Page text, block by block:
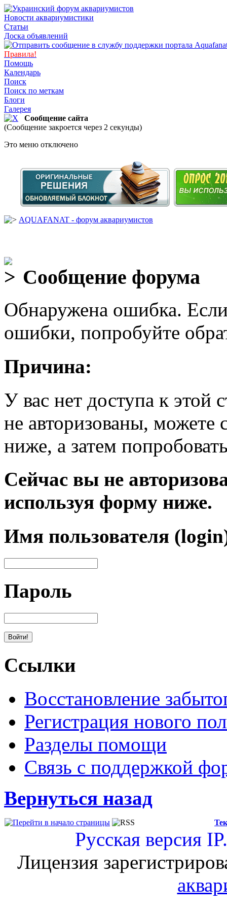
Новости аквариумистики
Статьи
Доска объявлений
Правила!
Помощь
Календарь
Поиск
Поиск по меткам
Блоги
Галерея
Сообщение сайта
(Сообщение закроется через 2 секунды)
Это меню отключено
AQUAFANAT - форум аквариумистов
Сообщение форума
Обнаружена ошибка.
ошибки, попробуйте
Причина:
У вас нет доступа к
не авторизованы, можете
ниже, а затем
Сейчас вы не
используя форму ниже.
Имя пользователя
Пароль
Ссылки
Восстановление
Регистрация нового
Разделы помощи
Связь с поддержкой
Вернуться назад
Русская версия
Лицензия